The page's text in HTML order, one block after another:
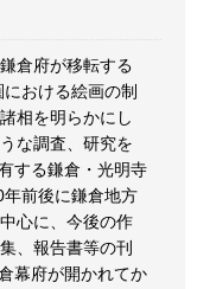
倉府が移転する
おける絵画の制
相を明らかにし
な調査、研究を
する鎌倉・光明寺
前後に鎌倉地方
心に、今後の作
、報告書等の刊
幕府が開かれてか